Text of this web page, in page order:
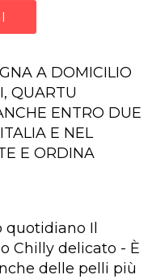
A DOMICILIO
QUARTU
ENTRO DUE
E NEL
E ORDINA
quotidiano Il
Chilly delicato - È
delle pelli più